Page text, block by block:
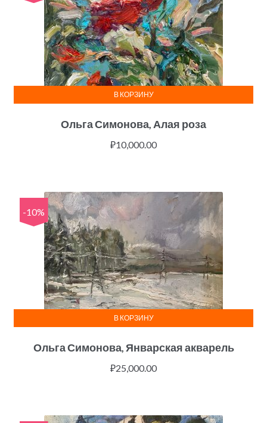
Ольга Симонова, Алая роза
₽10,000.00
В КОРЗИНУ
-10%
Ольга Симонова, Январская акварель
₽25,000.00
В КОРЗИНУ